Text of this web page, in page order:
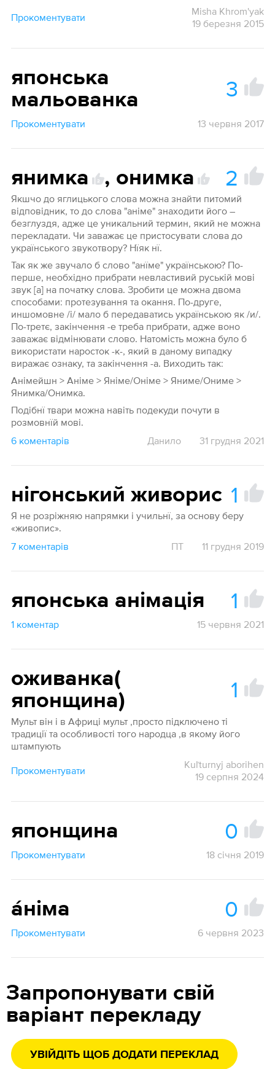
Прокоментувати
Misha Khrom'yak
19 березня 2015
японська
мальованка
3
Прокоментувати 13 червня 2017
янимка 2 , онимка 2
Якшчо до яглицького слова можна знайти питомий
відповідник, то до слова "аніме" знаходити його –
безглуздя, адже це уникальний термин, який не можна
перекладати. Чи заважає це пристосувати слова до
українського звукотвору? Нїяк нї.
Так як же звучало б слово "анїме" українською? По-
перше, необхідно прибрати невластивий руській мові
звук [а] на початку слова. Зробити це можна двома
способами: протезування та окання. По-друге,
иншомовне /і/ мало б передаватись українською як /и/.
По-третє, закінчення -е треба прибрати, адже воно
заважає відмінювати слово. Натомість можна було б
використати наросток -к-, який в даному випадку
виражає ознаку, та закінчення -а. Виходить так:
Анімейшн > Аніме > Яніме/Оніме > Яниме/Ониме >
Янимка/Онимка.
Подібнї твари можна навіть подекуди почути в
розмовнїй мові.
6 коментарів
Данило 31 грудня 2021
нігонський живорис 1
Я не розріжняю напрямки і учильнї, за основу беру
«живопис».
7 коментарів
ПТ 11 грудня 2019
японська анімація 1
1 коментар 15 червня 2021
оживанка(
японщина)
1
Мульт він і в Африці мульт ,просто підключено ті
традиції та особливості того народца ,в якому його
штампують
Прокоментувати
Kuľturnyj aborihen
19 серпня 2024
японщина 0
Прокоментувати 18 січня 2019
а́німа 0
Прокоментувати 6 червня 2023
Запропонувати свій
варіант перекладу
УВІЙДІТЬ ЩОБ ДОДАТИ ПЕРЕКЛАД